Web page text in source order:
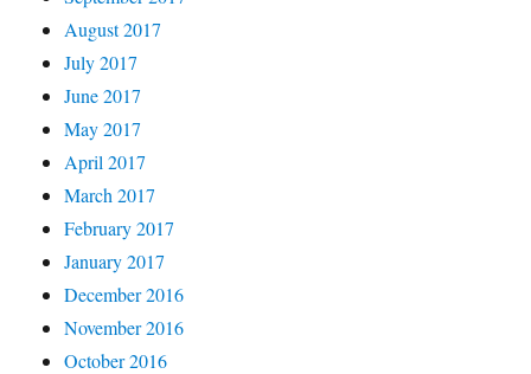
August 2017
July 2017
June 2017
May 2017
April 2017
March 2017
February 2017
January 2017
December 2016
November 2016
October 2016